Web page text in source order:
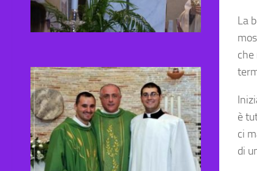
La
è
ci
di